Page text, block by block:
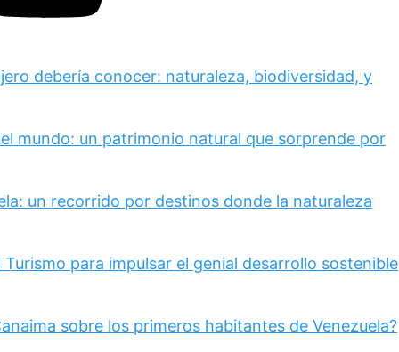
debería conocer: naturaleza, biodiversidad, y
mundo: un patrimonio natural que sorprende por
un recorrido por destinos donde la naturaleza
para impulsar el genial desarrollo sostenible
sobre los primeros habitantes de Venezuela?